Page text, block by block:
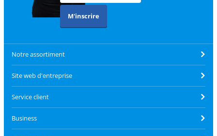
M'inscrire
Notre assortiment
Site web d'entreprise
Service client
Business